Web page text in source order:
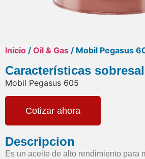
Inicio / Oil & Gas / Mobil Pegasus
Características
Mobil Pegasus 605
Cotizar ahora
Descripcion
Es un aceite de alto rendimiento para